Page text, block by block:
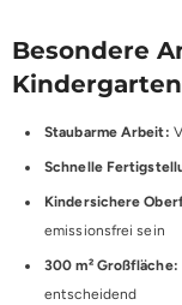
Besondere
Kindergarten
Staubarme Arbeit:
Schnelle
Kindersichere
emissionsfrei sein
300 m² Großfläche:
entscheidend